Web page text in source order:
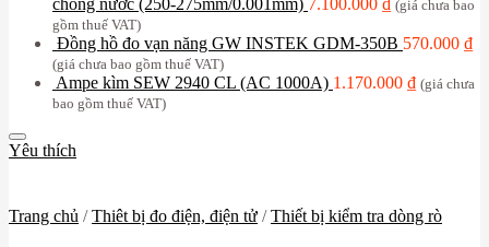
(giá chưa bao
gồm thuế VAT)
Đồng hồ đo vạn năng GW INSTEK GDM-350B 570.000 ₫
(giá chưa bao gồm thuế VAT)
Ampe kìm SEW 2940 CL (AC 1000A) 1.170.000 ₫ (giá chưa
bao gồm thuế VAT)
Yêu thích
Trang chủ / Thiêt bị đo điện, điện tử / Thiết bị kiểm tra dòng rò